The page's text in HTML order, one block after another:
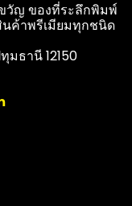
วัญ ของที่ระลึกพิมพ์
ค้าพรีเมียมทุกชนิด
มธานี 12150